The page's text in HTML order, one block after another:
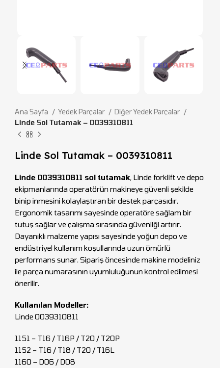
Ana Sayfa Yedek Parçalar
Diğer Yedek Parçalar
Linde Sol Tutamak – 0039310811
Linde Sol Tutamak – 0039310811
Linde 0039310811 sol tutamak, Linde forklift ve depo
ekipmanlarında operatörün makineye güvenli şekilde
binip inmesini kolaylaştıran bir destek parçasıdır.
Ergonomik tasarımı sayesinde operatöre sağlam bir
tutuş sağlar ve çalışma sırasında güvenliği artırır.
Dayanıklı malzeme yapısı sayesinde yoğun depo ve
endüstriyel kullanım koşullarında uzun ömürlü
performans sunar. Sipariş öncesinde makine modeliniz
ile parça numarasının uyumluluğunun kontrol edilmesi
önerilir.
Kullanılan Modeller:
Linde 0039310811
1151 – T16 / T16P / T20 / T20P
1152 – T16 / T18 / T20 / T16L
1160 – D06 / D08